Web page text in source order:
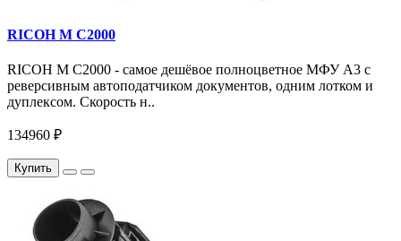
RICOH M C2000
RICOH M C2000 - самое дешёвое полноцветное МФУ A3 с
реверсивным автоподатчиком документов, одним лотком и
дуплексом. Скорость н..
134960 ₽
Купить